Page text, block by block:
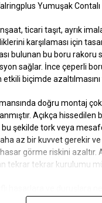
Yumuşak
ticari taşıt, ayrık
karşılaması için
bulunan bu boru
sağlar. İnce çeperli
biçimde
doğru montaj
Açıkça
bu şekilde tork veya
az bir kuvvet gerekir
görme riskini azaltır.
tekrar tekrar kurulumu